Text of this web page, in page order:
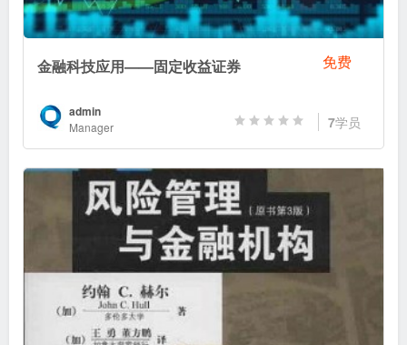
免费
金融科技应用——固定收益证券
admin
Manager 7学员